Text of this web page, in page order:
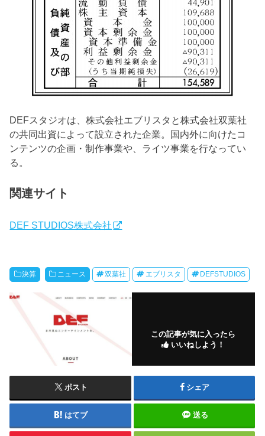
DEFスタジオは、株式会社エブリスタと株式会社双葉社
の共同出資によって設立された企業。国内外に向けたコ
ンテンツの企画・制作事業や、ライツ事業を行なってい
る。
関連サイト
DEF STUDIOS株式会社
決算 ニュース 双葉社 エブリスタ DEFSTUDIOS
この記事が気に入ったら
いいねしよう！
ポスト シェア
はてブ 送る